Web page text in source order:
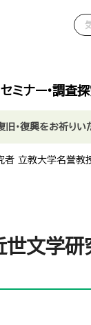
セミナー•調査
立教大学名誉教
世文学
・復興をお祈りい